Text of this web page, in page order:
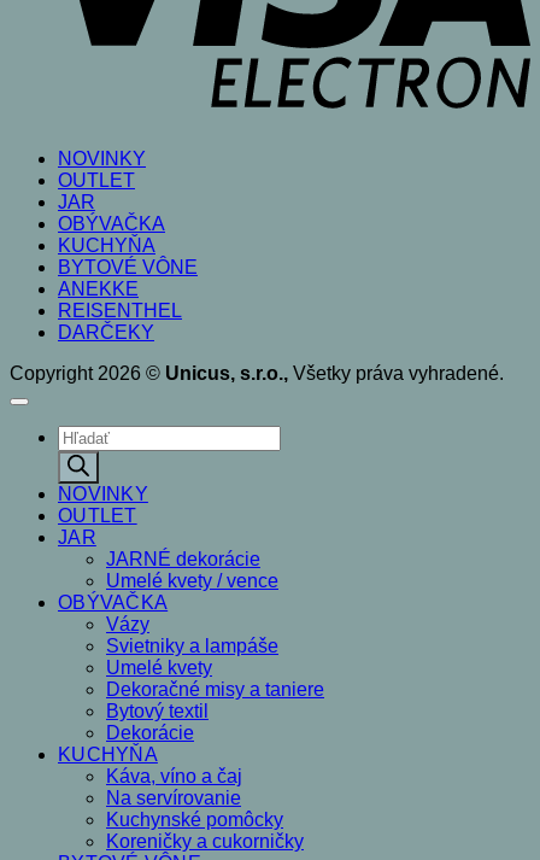
NOVINKY
OUTLET
JAR
OBÝVAČKA
KUCHYŇA
BYTOVÉ VÔNE
ANEKKE
REISENTHEL
DARČEKY
Copyright 2026 © Unicus, s.r.o., Všetky práva vyhradené.
Products
search
NOVINKY
OUTLET
JAR
JARNÉ dekorácie
Umelé kvety / vence
OBÝVAČKA
Vázy
Svietniky a lampáše
Umelé kvety
Dekoračné misy a taniere
Bytový textil
Dekorácie
KUCHYŇA
Káva, víno a čaj
Na servírovanie
Kuchynské pomôcky
Koreničky a cukorničky